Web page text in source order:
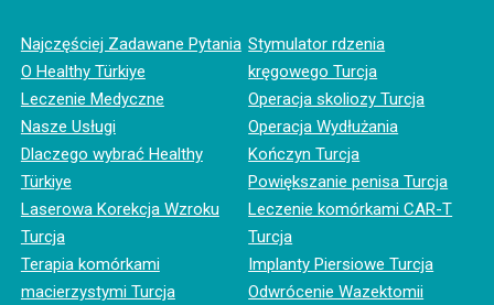
Najczęściej Zadawane Pytania
O Healthy Türkiye
Leczenie Medyczne
Nasze Usługi
Dlaczego wybrać Healthy
Türkiye
Laserowa Korekcja Wzroku
Turcja
Terapia komórkami
macierzystymi Turcja
Stymulator rdzenia
kręgowego Turcja
Operacja skoliozy Turcja
Operacja Wydłużania
Kończyn Turcja
Powiększanie penisa Turcja
Leczenie komórkami CAR-T
Turcja
Implanty Piersiowe Turcja
Odwrócenie Wazektomii